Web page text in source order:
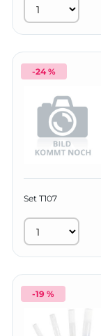
-24 %
Set T107
-19 %